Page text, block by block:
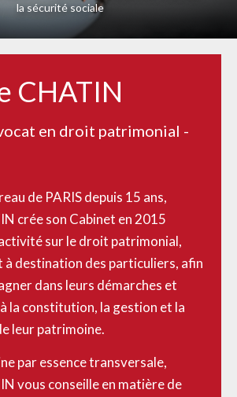
la sécurité sociale
CHATIN
en droit patrimonial -
de PARIS depuis 15 ans,
crée son Cabinet en 2015
sur le droit patrimonial,
à destination des particuliers, afin
dans leurs démarches et
la constitution, la gestion et la
leur patrimoine.
par essence transversale,
vous conseille en matière de